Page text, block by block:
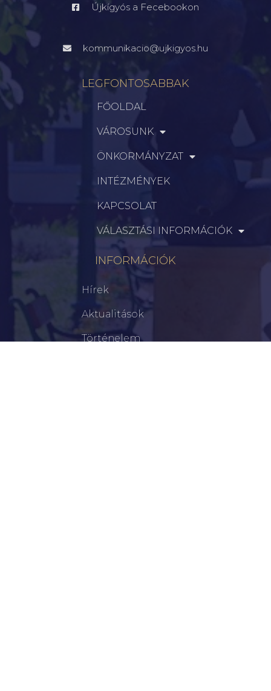
Újkígyós a Fecebookon
kommunikacio@ujkigyos.hu
LEGFONTOSABBAK
FŐOLDAL
VÁROSUNK
ÖNKORMÁNYZAT
INTÉZMÉNYEK
KAPCSOLAT
VÁLASZTÁSI INFORMÁCIÓK
INFORMÁCIÓK
Hírek
Aktualitások
Történelem